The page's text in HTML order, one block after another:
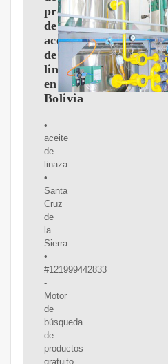
procesamiento
de
aceite
de
linaza
en
Bolivia
•
aceite
de
linaza
•
Santa
Cruz
de
la
Sierra
•
#121999442833
-
Motor
de
búsqueda
de
productos
gratuito,